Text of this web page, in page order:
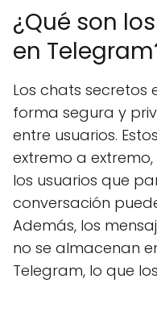
¿Qué son
en
Los chats secretos
forma segura y
entre usuarios.
extremo a
los usuarios que
conversación
Además, los
no se almacenan
Telegram, lo que